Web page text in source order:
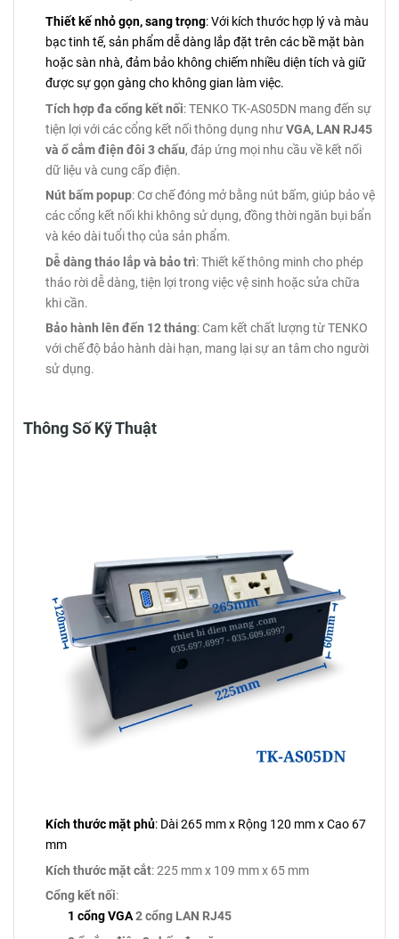
Thiết kế nhỏ gọn, sang trọng: Với kích thước hợp lý và màu
bạc tinh tế, sản phẩm dễ dàng lắp đặt trên các bề mặt bàn
hoặc sàn nhà, đảm bảo không chiếm nhiều diện tích và giữ
được sự gọn gàng cho không gian làm việc.
Tích hợp đa cổng kết nối: TENKO TK-AS05DN mang đến sự
tiện lợi với các cổng kết nối thông dụng nhưVGA, LAN RJ45
và ổ cắm điện đôi 3 chấu, đáp ứng mọi nhu cầu về kết nối
dữ liệu và cung cấp điện.
Nút bấm popup: Cơ chế đóng mở bằng nút bấm, giúp bảo vệ
các cổng kết nối khi không sử dụng, đồng thời ngăn bụi bẩn
và kéo dài tuổi thọ của sản phẩm.
Dễ dàng tháo lắp và bảo trì: Thiết kế thông minh cho phép
tháo rời dễ dàng, tiện lợi trong việc vệ sinh hoặc sửa chữa
khi cần.
Bảo hành lên đến 12 tháng: Cam kết chất lượng từ TENKO
với chế độ bảo hành dài hạn, mang lại sự an tâm cho người
sử dụng.
Thông Số Kỹ Thuật
Kích thước mặt phủ: Dài 265 mm x Rộng 120 mm x Cao 67
mm
Kích thước mặt cắt: 225 mm x 109 mm x 65 mm
Cổng kết nối:
1 cổng VGA2 cổng LAN RJ45